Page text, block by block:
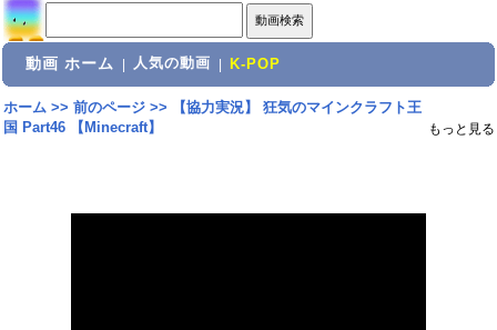
動画 ホーム 人気の動画 K-POP
ホーム>> 前のページ>>
【協力実況】 狂気のマインクラフト王
国 Part46 【Minecraft】
もっと見る